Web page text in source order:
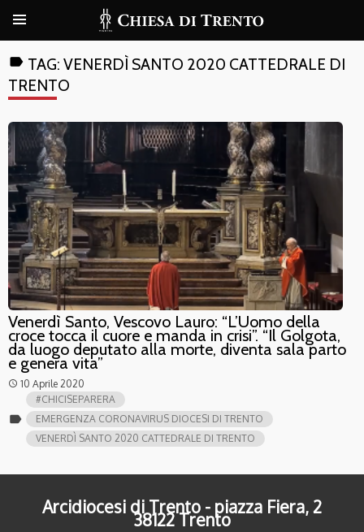
label TAG: VENERDÌ SANTO 2020 CATTEDRALE DI
TRENTO
Venerdì Santo, Vescovo Lauro: “L’Uomo della
croce tocca il cuore e manda in crisi”. “Il Golgota,
da luogo deputato alla morte, diventa sala parto
e genera vita”
access_time 10 Aprile 2020
label
#CHICISEPARERA
EMERGENZA CORONAVIRUS DIOCESI DI TRENTO
VENERDÌ SANTO 2020 CATTEDRALE DI TRENTO
Arcidiocesi di Trento - piazza Fiera, 2
38122 Trento